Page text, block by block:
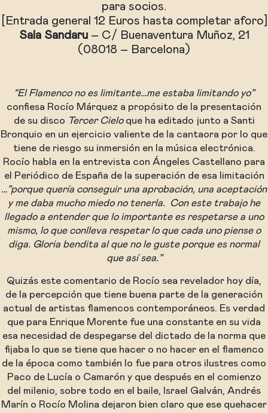
para socios.
[Entrada general 12 Euros hasta completar aforo]
Sala Sandaru– C/ Buenaventura Muñoz, 21
(08018 – Barcelona)
“El Flamenco no es limitante…me estaba limitando yo”
confiesa Rocío Márquez a propósito de la presentación
de su disco Tercer Cieloque ha editado junto a Santi
Bronquio en un ejercicio valiente de la cantaora por lo que
tiene de riesgo su inmersión en la música electrónica.
Rocío habla en la entrevista con Ángeles Castellano para
el Periódico de España de la superación de esa limitación
…”porque quería conseguir una aprobación, una aceptación
y me daba mucho miedo no tenerla. Con este trabajo he
llegado a entender que lo importante es respetarse a uno
mismo, lo que conlleva respetar lo que cada uno piense o
diga. Gloria bendita al que no le guste porque es normal
que así sea.”
Quizás este comentario de Rocío sea revelador hoy día,
de la percepción que tiene buena parte de la generación
actual de artistas flamencos contemporáneos. Es verdad
que para Enrique Morente fue una constante en su vida
esa necesidad de despegarse del dictado de la norma que
fijaba lo que se tiene que hacer o no hacer en el flamenco
de la época como también lo fue para otros ilustres como
Paco de Lucía o Camarón y que después en el comienzo
del milenio, sobre todo en el baile, Israel Galván, Andrés
Marín o Rocío Molina dejaron bien claro que ese quehacer